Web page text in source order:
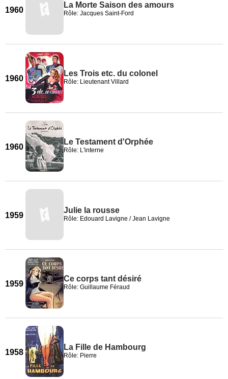
1960
La Morte Saison des amours
Rôle: Jacques Saint-Ford
1960
Les Trois etc. du colonel
Rôle: Lieutenant Villard
1960
Le Testament d'Orphée
Rôle: L'interne
1959
Julie la rousse
Rôle: Edouard Lavigne / Jean Lavigne
1959
Ce corps tant désiré
Rôle: Guillaume Féraud
1958
La Fille de Hambourg
Rôle: Pierre